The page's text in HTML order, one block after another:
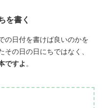
を書く
の日付を書けば良いのかを
の日の日にちではなく、
ですよ 。